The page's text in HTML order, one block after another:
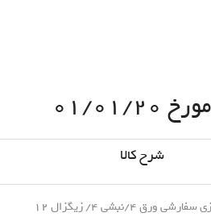
۰۱/۲۰
شرح کالا
ورق ۴/نبشی ۴/ زیگزال ۱۲